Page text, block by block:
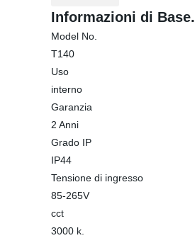
Informazioni di Base.
Model No.
T140
Uso
interno
Garanzia
2 Anni
Grado IP
IP44
Tensione di ingresso
85-265V
cct
3000 k.